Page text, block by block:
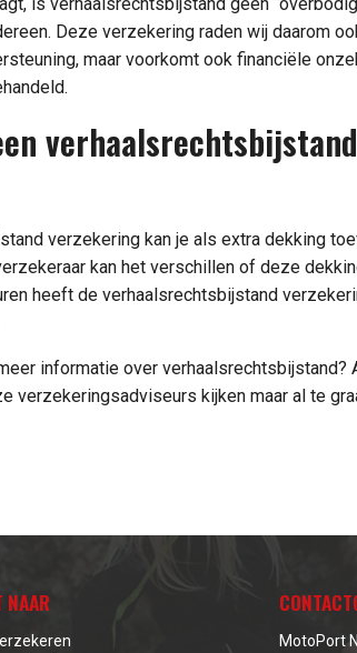
Deze verzekering raden wij daarom
maar voorkomt ook financiële
verzekering kan je als extra dekking
kan het verschillen of deze
heeft de verhaalsrechtsbijstand
informatie over verhaalsrechtsbijstand?
verzekeringsadviseurs kijken maar al te
NAAR
MotoPort